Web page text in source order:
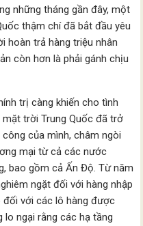
những tháng gần đây, một
thậm chí đã bắt đầu yêu
hoàn trả hàng triệu nhân
còn hơn là phải gánh chịu
trị càng khiến cho tình
mặt trời Trung Quốc đã trở
của mình, châm ngòi
mại từ cả các nước
bao gồm cả Ấn Độ. Từ năm
ngặt đối với hàng nhập
đối với các lô hàng được
lo ngại rằng các hạ tầng